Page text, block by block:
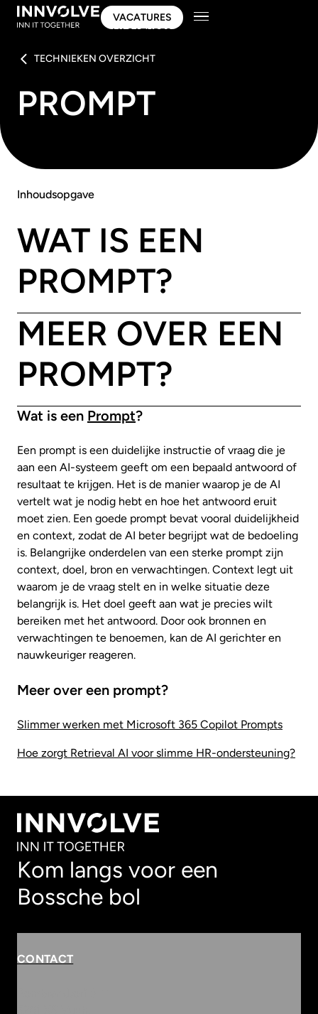
VACATURES
VACATURES
TECHNIEKEN OVERZICHT
PROMPT
Inhoudsopgave
WAT IS EEN
PROMPT?
MEER OVER EEN
PROMPT?
Wat is een Prompt?
Een prompt is een duidelijke instructie of vraag die je
aan een AI-systeem geeft om een bepaald antwoord of
resultaat te krijgen. Het is de manier waarop je de AI
vertelt wat je nodig hebt en hoe het antwoord eruit
moet zien. Een goede prompt bevat vooral duidelijkheid
en context, zodat de AI beter begrijpt wat de bedoeling
is. Belangrijke onderdelen van een sterke prompt zijn
context, doel, bron en verwachtingen. Context legt uit
waarom je de vraag stelt en in welke situatie deze
belangrijk is. Het doel geeft aan wat je precies wilt
bereiken met het antwoord. Door ook bronnen en
verwachtingen te benoemen, kan de AI gerichter en
nauwkeuriger reageren.
Meer over een prompt?
Slimmer werken met Microsoft 365 Copilot Prompts
Hoe zorgt Retrieval AI voor slimme HR-ondersteuning?
Kom langs voor een
Bossche bol
CONTACT